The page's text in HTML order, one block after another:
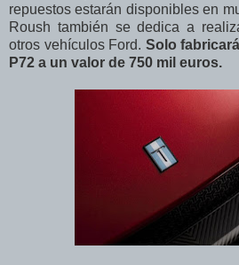
repuestos estarán disponibles en
Roush también se dedica a
otros vehículos Ford. Solo
P72 a un valor de 750 mil euros.